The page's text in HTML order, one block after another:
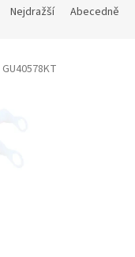
Nejdražší Abecedně
GU40578KT